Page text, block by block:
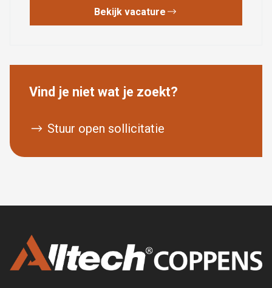
Bekijk vacature
Vind je niet wat je zoekt?
Stuur open sollicitatie